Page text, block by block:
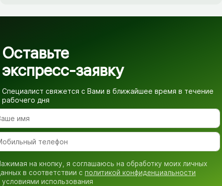
Оставьте
экспресс-заявку
Специалист свяжется с Вами в ближайшее время в течение
рабочего дня
на кнопку, я соглашаюсь на обработку моих личных
в соответствии с политикой конфиденциальности
условиями использования